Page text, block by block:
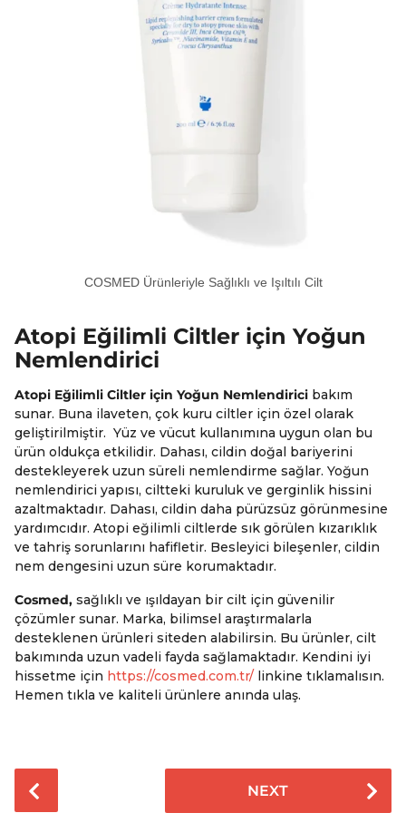
COSMED Ürünleriyle Sağlıklı ve Işıltılı Cilt
Atopi Eğilimli Ciltler için Yoğun
Nemlendirici
Atopi Eğilimli Ciltler için Yoğun Nemlendirici bakım
sunar. Buna ilaveten, çok kuru ciltler için özel olarak
geliştirilmiştir. Yüz ve vücut kullanımına uygun olan bu
ürün oldukça etkilidir. Dahası, cildin doğal bariyerini
destekleyerek uzun süreli nemlendirme sağlar. Yoğun
nemlendirici yapısı, ciltteki kuruluk ve gerginlik hissini
azaltmaktadır. Dahası, cildin daha pürüzsüz görünmesine
yardımcıdır. Atopi eğilimli ciltlerde sık görülen kızarıklık
ve tahriş sorunlarını hafifletir. Besleyici bileşenler, cildin
nem dengesini uzun süre korumaktadır.
Cosmed, sağlıklı ve ışıldayan bir cilt için güvenilir
çözümler sunar. Marka, bilimsel araştırmalarla
desteklenen ürünleri siteden alabilirsin. Bu ürünler, cilt
bakımında uzun vadeli fayda sağlamaktadır. Kendini iyi
hissetme için https://cosmed.com.tr/ linkine tıklamalısın.
Hemen tıkla ve kaliteli ürünlere anında ulaş.
o
NEXT